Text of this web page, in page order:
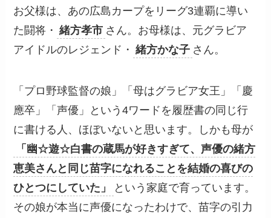
お父様は、あの広島カープをリーグ3連覇に導い
た闘将・ 緒方孝市 さん。お母様は、元グラビア
アイドルのレジェンド・ 緒方かな子 さん。
「プロ野球監督の娘」「母はグラビア女王」「慶
應卒」「声優」という4ワードを履歴書の同じ行
に書ける人、ほぼいないと思います。しかも母が
「幽☆遊☆白書の蔵馬が好きすぎて、声優の緒方
恵美さんと同じ苗字になれることを結婚の喜びの
ひとつにしていた」
という家庭で育っています。
その娘が本当に声優になったわけで、苗字の引力